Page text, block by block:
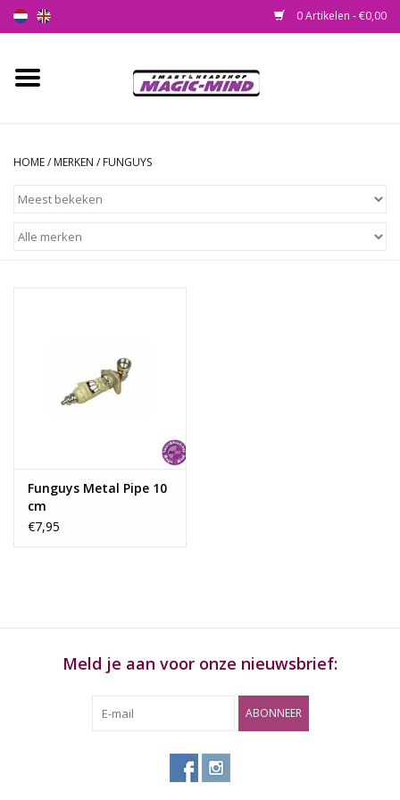
0 Artikelen - €0,00
Home
Headshop
Psychedelic
Sale
HOME/ MERKEN / FUNGUYS
Funguys Metal Pipe 10
cm
€7,95
Meld je aan voor onze nieuwsbrief:
ABONNEER